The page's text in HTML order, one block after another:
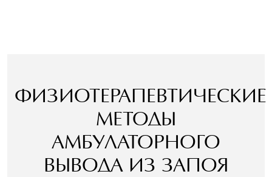
ФИЗИОТЕРАПЕВТИЧЕСКИЕ
МЕТОДЫ
АМБУЛАТОРНОГО
ВЫВОДА ИЗ ЗАПОЯ